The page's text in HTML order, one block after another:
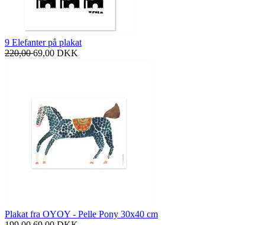
9 Elefanter på plakat
220,0069,00 DKK
Plakat fra OYOY - Pelle Pony 30x40 cm